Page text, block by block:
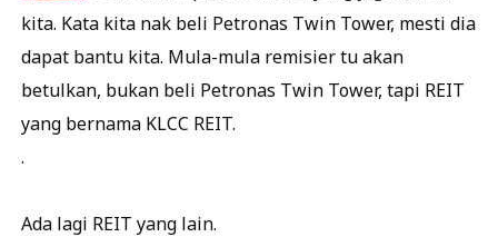
kita. Kata kita nak beli Petronas Twin Tower, mesti dia
dapat bantu kita. Mula-mula remisier tu akan
betulkan, bukan beli Petronas Twin Tower, tapi REIT
yang bernama KLCC REIT.
.
Ada lagi REIT yang lain.